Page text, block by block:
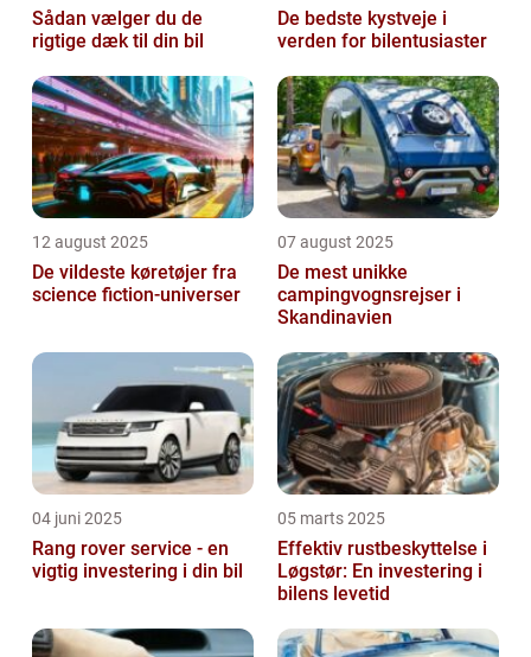
Sådan vælger du de
rigtige dæk til din bil
De bedste kystveje i
verden for bilentusiaster
12 august 2025
De vildeste køretøjer fra
science fiction-universer
07 august 2025
De mest unikke
campingvognsrejser i
Skandinavien
04 juni 2025
Rang rover service - en
vigtig investering i din bil
05 marts 2025
Effektiv rustbeskyttelse i
Løgstør: En investering i
bilens levetid